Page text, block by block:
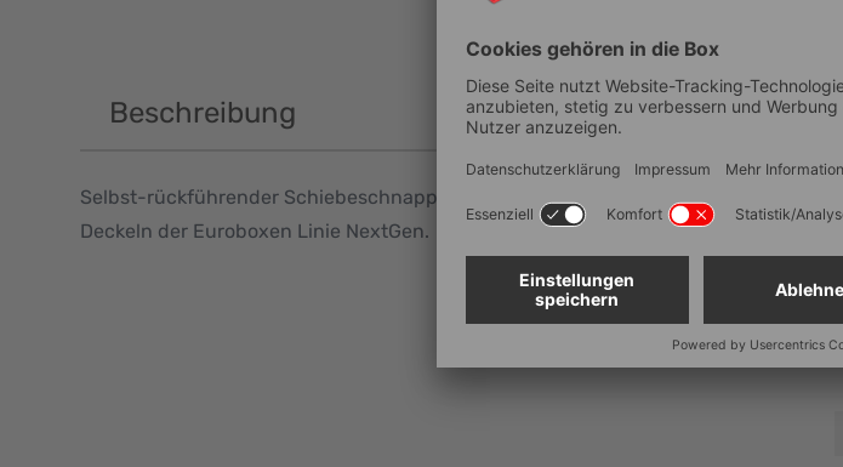
Beschreibung
Selbst-rückführender Schiebeschnappverschluss zur Verwendung mit
Deckeln der Euroboxen Linie NextGen.